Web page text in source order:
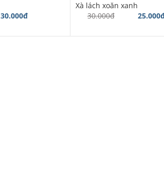
30.000đ
Xà lách xoăn xanh
30.000đ